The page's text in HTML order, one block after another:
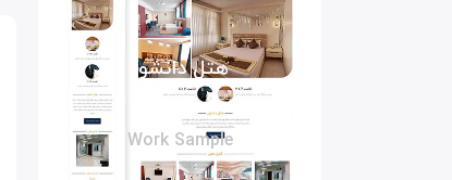
هتل دانشور
مشهد
Work Sample